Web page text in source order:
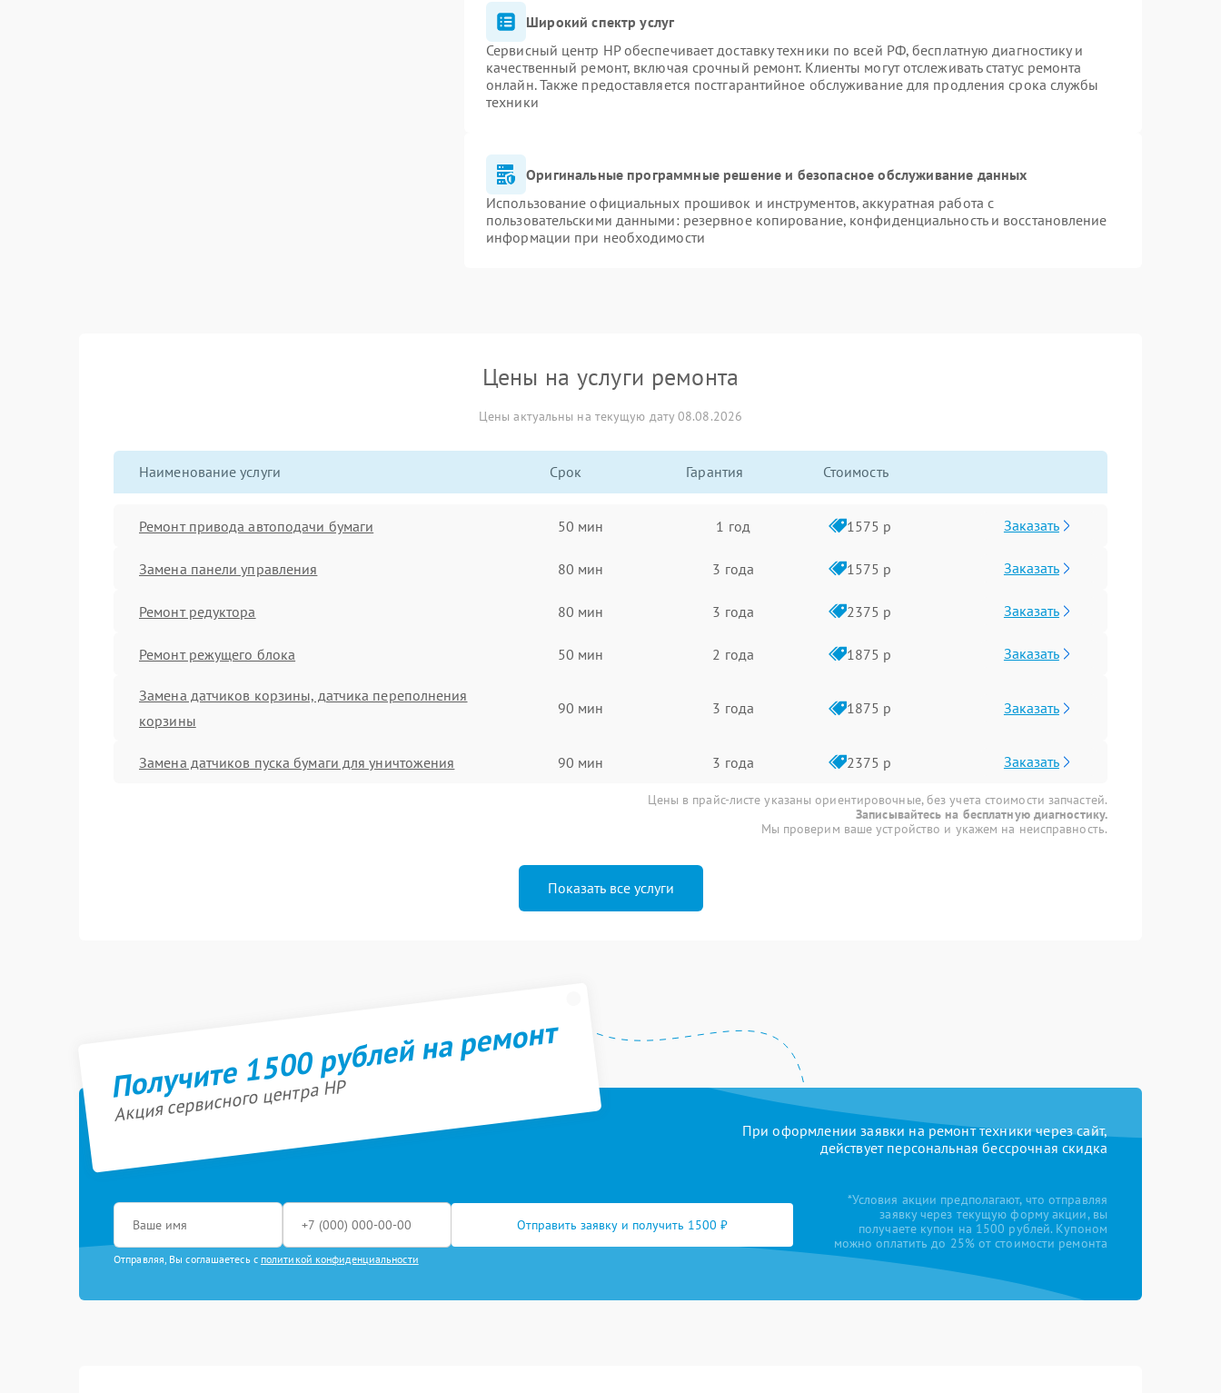
Широкий спектр услуг
Сервисный центр HP обеспечивает доставку техники по всей РФ, бесплатную диагностику и
качественный ремонт, включая срочный ремонт. Клиенты могут отслеживать статус ремонта
онлайн. Также предоставляется постгарантийное обслуживание для продления срока службы
техники
Оригинальные программные решение и безопасное обслуживание данных
Использование официальных прошивок и инструментов, аккуратная работа с
пользовательскими данными: резервное копирование, конфиденциальность и восстановление
информации при необходимости
Цены на услуги ремонта
Цены актуальны на текущую дату 08.08.2026
Наименование услуги Срок Гарантия Стоимость
Ремонт привода автоподачи бумаги 50 мин 1 год 1575 р Заказать
Замена панели управления 80 мин 3 года 1575 р Заказать
Ремонт редуктора 80 мин 3 года 2375 р Заказать
Ремонт режущего блока 50 мин 2 года 1875 р Заказать
Замена датчиков корзины, датчика переполнения
корзины
90 мин 3 года 1875 р Заказать
Замена датчиков пуска бумаги для уничтожения 90 мин 3 года 2375 р Заказать
Цены в прайс-листе указаны ориентировочные, без учета стоимости запчастей.
Записывайтесь на бесплатную диагностику.
Мы проверим ваше устройство и укажем на неисправность.
Показать все услуги
Получите 1500 рублей на ремонт
Акция сервисного центра HP
При оформлении заявки на ремонт техники через сайт,
действует персональная бессрочная скидка
Отправить заявку и получить 1500 ₽
Отправляя, Вы соглашаетесь с политикой конфиденциальности
*Условия акции предполагают, что отправляя
заявку через текущую форму акции, вы
получаете купон на 1500 рублей. Купоном
можно оплатить до 25% от стоимости ремонта